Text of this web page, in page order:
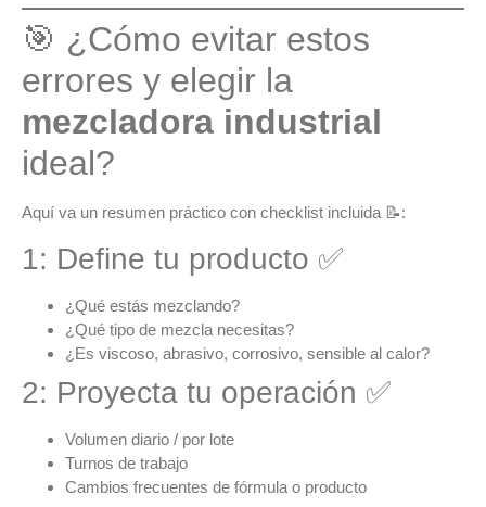
🎯 ¿Cómo evitar estos
errores y elegir la
mezcladora industrial
ideal?
Aquí va un resumen práctico con checklist incluida 📝:
1: Define tu producto ✅
¿Qué estás mezclando?
¿Qué tipo de mezcla necesitas?
¿Es viscoso, abrasivo, corrosivo, sensible al calor?
2: Proyecta tu operación ✅
Volumen diario / por lote
Turnos de trabajo
Cambios frecuentes de fórmula o producto